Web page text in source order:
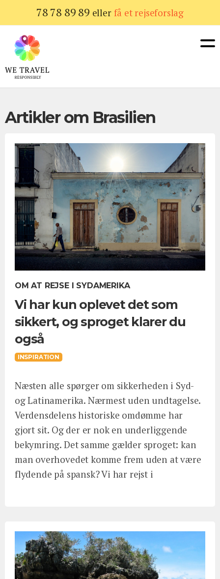
til
hovedindhold
78 78 89 89 eller få et rejseforslag
Artikler om Brasilien
OM AT REJSE I SYDAMERIKA
Vi har kun oplevet det som
sikkert, og sproget klarer du
også
INSPIRATION
Næsten alle spørger om sikkerheden i Syd-
og Latinamerika. Nærmest uden undtagelse.
Verdensdelens historiske omdømme har
gjort sit. Og der er nok en underliggende
bekymring. Det samme gælder sproget: kan
man overhovedet komme frem uden at være
flydende på spansk? Vi har rejst i